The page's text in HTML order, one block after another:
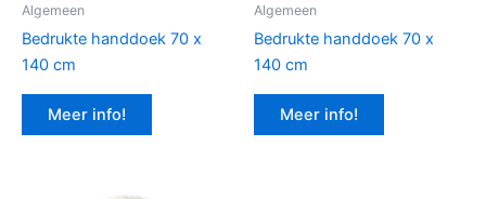
Algemeen
Bedrukte handdoek 70 x
140 cm
Meer info!
Algemeen
Bedrukte handdoek 70 x
140 cm
Meer info!